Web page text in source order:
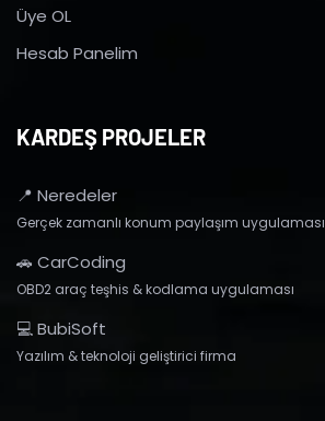
Üye OL
Hesab Panelim
KARDEŞ PROJELER
📍 Neredeler
Gerçek zamanlı konum paylaşım uygulaması
🚗 CarCoding
OBD2 araç teşhis & kodlama uygulaması
💻 BubiSoft
Yazılım & teknoloji geliştirici firma